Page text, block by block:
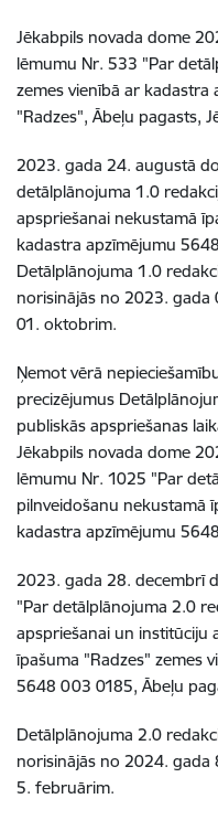
Jēkabpils novada dome
lēmumu Nr. 533 "Par
zemes vienībā ar
"Radzes", Ābeļu pagasts,
2023. gada 24. augustā
detālplānojuma 1.0
apspriešanai nekustamā
kadastra apzīmējumu
Detālplānojuma 1.0
norisinājās no 2023.
01. oktobrim.
Ņemot vērā
precizējumus
publiskās apspriešanas
Jēkabpils novada dome
lēmumu Nr. 1025 "Par
pilnveidošanu nekustamā
kadastra apzīmējumu
2023. gada 28. decembrī
"Par detālplānojuma 2.0
apspriešanai un institūciju
īpašuma "Radzes" zemes
5648 003 0185, Ābeļu
Detālplānojuma 2.0
norisinājās no 2024. gada
5. februārim.